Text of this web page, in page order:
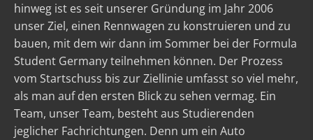
hinweg ist es seit unserer Gründung im Jahr 2006
unser Ziel, einen Rennwagen zu konstruieren und zu
bauen, mit dem wir dann im Sommer bei der Formula
Student Germany teilnehmen können. Der Prozess
vom Startschuss bis zur Ziellinie umfasst so viel mehr,
als man auf den ersten Blick zu sehen vermag. Ein
Team, unser Team, besteht aus Studierenden
jeglicher Fachrichtungen. Denn um ein Auto